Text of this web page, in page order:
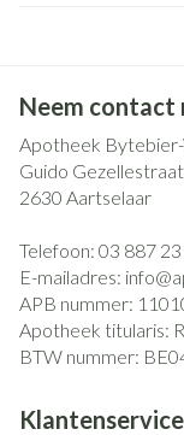
Neem contact
Apotheek
Guido
2630 Aartselaar
Telefoon: 03 887
E-mailadres: info@
APB nummer:
Apotheek titularis:
BTW nummer:
Klantenservice